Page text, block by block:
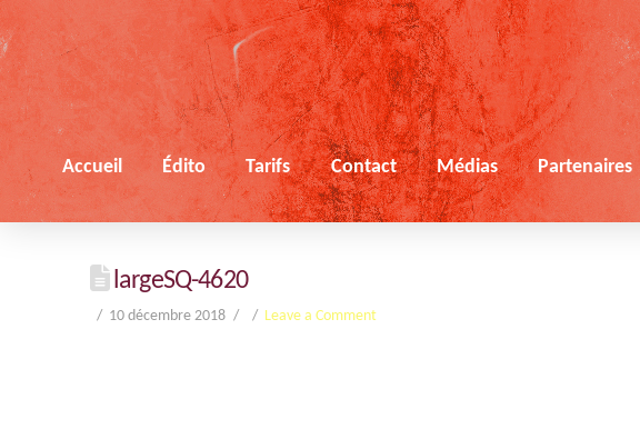
Accueil Édito Tarifs Contact Médias Partenaires
largeSQ-4620
10 décembre 2018 Leave a Comment